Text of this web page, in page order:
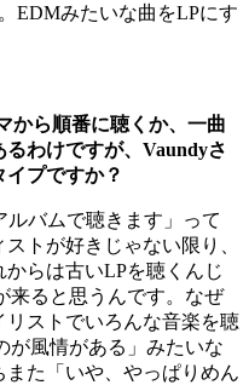
EDMみたいな曲をLPにす
ら順番に聴くか、一曲
わけですが、Vaundyさ
プですか？
バムで聴きます」って
トが好きじゃない限り、
らは古いLPを聴くんじ
来ると思うんです。なぜ
ストでいろんな音楽を聴
が風情がある」みたいな
た「いや、やっぱりめん